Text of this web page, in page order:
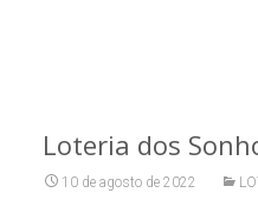
Loteria dos
10 de agosto de 2022